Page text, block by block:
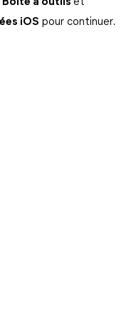
iOS pour continuer.